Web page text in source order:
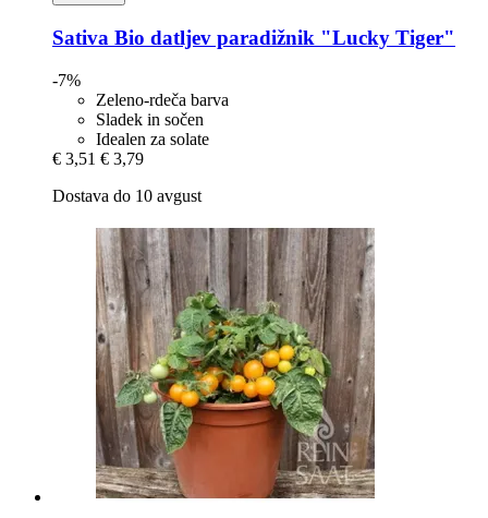
Sativa Bio datljev paradižnik "Lucky Tiger"
-7%
Zeleno-rdeča barva
Sladek in sočen
Idealen za solate
€ 3,51 € 3,79
Dostava do 10 avgust